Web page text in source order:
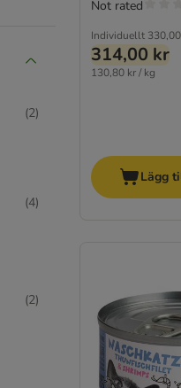
(2)
(4)
(2)
Individuellt
314,00 kr
130,80 kr / kg
Not rated
Lägg